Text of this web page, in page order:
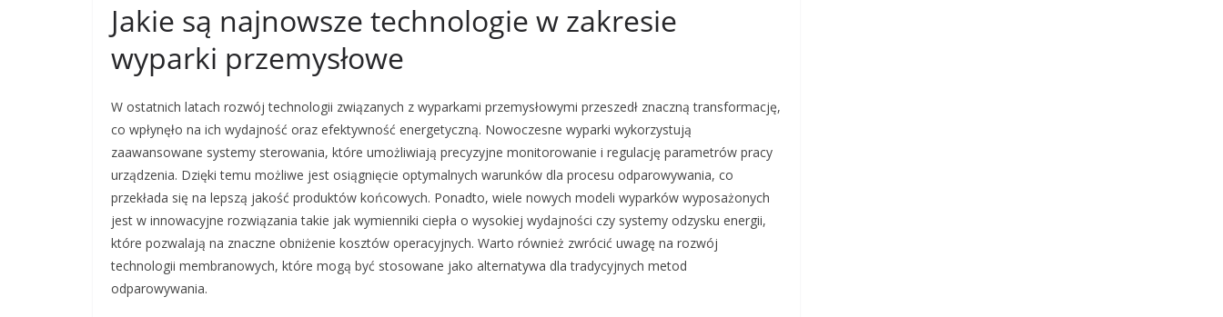
Jakie są najnowsze technologie w zakresie
wyparki przemysłowe
W ostatnich latach rozwój technologii związanych z wyparkami przemysłowymi przeszedł znaczną transformację,
co wpłynęło na ich wydajność oraz efektywność energetyczną. Nowoczesne wyparki wykorzystują
zaawansowane systemy sterowania, które umożliwiają precyzyjne monitorowanie i regulację parametrów pracy
urządzenia. Dzięki temu możliwe jest osiągnięcie optymalnych warunków dla procesu odparowywania, co
przekłada się na lepszą jakość produktów końcowych. Ponadto, wiele nowych modeli wyparków wyposażonych
jest w innowacyjne rozwiązania takie jak wymienniki ciepła o wysokiej wydajności czy systemy odzysku energii,
które pozwalają na znaczne obniżenie kosztów operacyjnych. Warto również zwrócić uwagę na rozwój
technologii membranowych, które mogą być stosowane jako alternatywa dla tradycyjnych metod
odparowywania.